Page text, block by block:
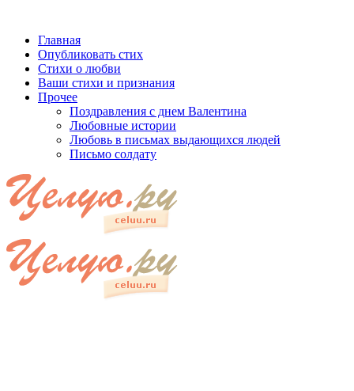
Главная
Опубликовать стих
Стихи о любви
Ваши стихи и признания
Прочее
Поздравления с днем Валентина
Любовные истории
Любовь в письмах выдающихся людей
Письмо солдату